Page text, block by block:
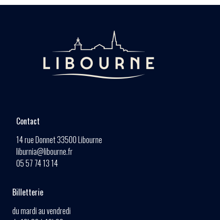
Contact
14 rue Donnet 33500 Libourne
liburnia@libourne.fr
05 57 74 13 14
Billetterie
du mardi au vendredi